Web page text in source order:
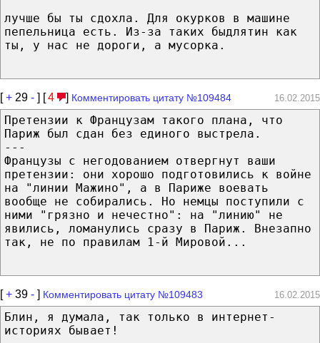
лучше бы ты сдохла. Для окурков в машине
пепельница есть. Из-за таких быдлятин как
ты, у нас не дороги, а мусорка.
[+ 29 - ] [4 ] Комментировать цитату №109484 16.02.2015
Претензии к Французам такого плана, что
Париж был сдан без единого выстрела.
---
Французы с негодованием отвергнут ваши
претензии: они хорошо подготовились к войне
на "линии Мажино", а в Париже воевать
вообще не собирались. Но немцы поступили с
ними "грязно и нечестно": на "линию" не
явились, ломанулись сразу в Париж. Внезапно
так, не по правилам 1-й Мировой...
[+ 39 - ] Комментировать цитату №109483 16.02.2015
Блин, я думала, так только в интернет-
историях бывает!